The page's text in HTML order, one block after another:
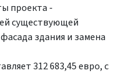
проекта -
существующей
здания и замена
312 683,45 евро, с